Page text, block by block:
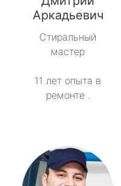
метро Профсоюзная
метро Савеловская
метро Семеновская
метро Спортивная
Аркадьевич
Стиральный
мастер
11 лет опыта в
ремонте .